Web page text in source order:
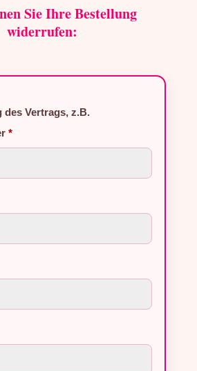
Sie Ihre Bestellung
widerrufen:
des Vertrags, z.B.
*